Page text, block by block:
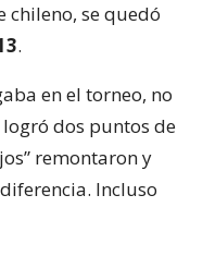
chileno, se quedó
.
en el torneo, no
dos puntos de
remontaron y
Incluso